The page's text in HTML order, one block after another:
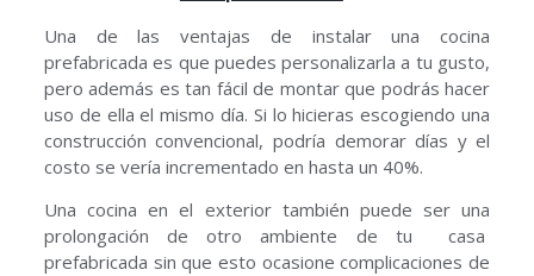
Una de las ventajas de instalar una cocina
prefabricada es que puedes personalizarla a tu gusto,
pero además es tan fácil de montar que podrás hacer
uso de ella el mismo día. Si lo hicieras escogiendo una
construcción convencional, podría demorar días y el
costo se vería incrementado en hasta un 40%.
Una cocina en el exterior también puede ser una
prolongación de otro ambiente de tu casa
prefabricada sin que esto ocasione complicaciones de